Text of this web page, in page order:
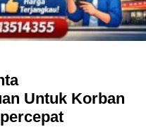
Untuk Korban